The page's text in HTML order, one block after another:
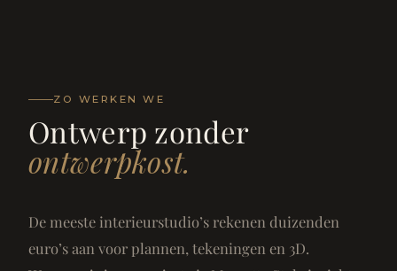
ZO WERKEN WE
Ontwerp zonder
ontwerpkost.
De meeste interieurstudio’s rekenen duizenden
euro’s aan voor plannen, tekeningen en 3D.